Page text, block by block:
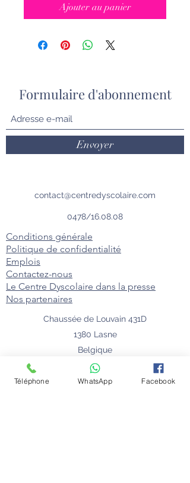
Ajouter au panier
Formulaire d'abonnement
Envoyer
contact@centredyscolaire.com
0478/16.08.08
Conditions générale
Politique de confidentialité
Emplois
Contactez-nous
Le Centre Dyscolaire dans la presse
Nos partenaires
Chaussée de Louvain 431D
1380 Lasne
Belgique
Téléphone WhatsApp Facebook